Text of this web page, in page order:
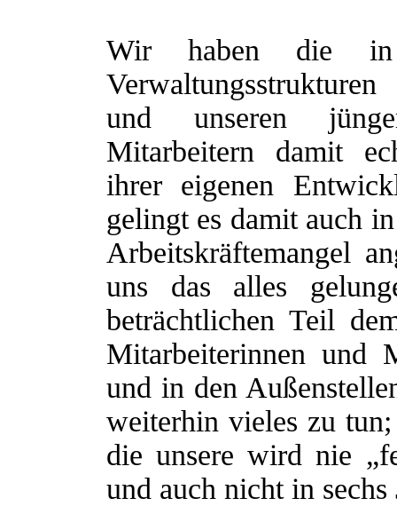
Wir haben die in
und unseren
Mitarbeitern damit
ihrer eigenen
gelingt es damit auch
Arbeitskräftemangel
uns das alles
beträchtlichen Teil
Mitarbeiterinnen und
und in den
weiterhin vieles zu
die unsere wird nie
und auch nicht in sechs